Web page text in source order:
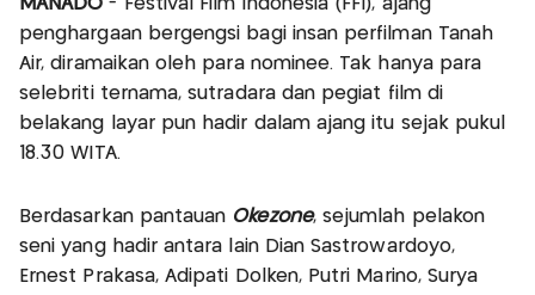
MANADO- Festival Film Indonesia (FFI), ajang
penghargaan bergengsi bagi insan perfilman Tanah
Air, diramaikan oleh para nominee. Tak hanya para
selebriti ternama, sutradara dan pegiat film di
belakang layar pun hadir dalam ajang itu sejak pukul
18.30 WITA.
Berdasarkan pantauan Okezone, sejumlah pelakon
seni yang hadir antara lain Dian Sastrowardoyo,
Ernest Prakasa, Adipati Dolken, Putri Marino, Surya